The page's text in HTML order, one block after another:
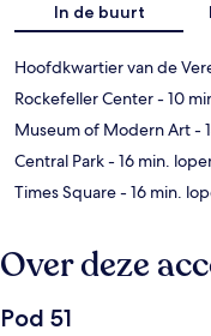
In de buurt
Hoofdkwartier van de
Rockefeller Center- 10
Museum of Modern Art-
Central Park- 16 min.
Times Square- 16 min.
Over deze
Pod 51